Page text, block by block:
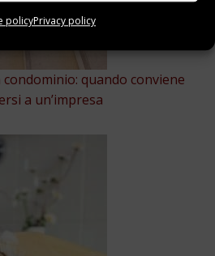
policyPrivacy policy
condominio: quando conviene
a un’impresa